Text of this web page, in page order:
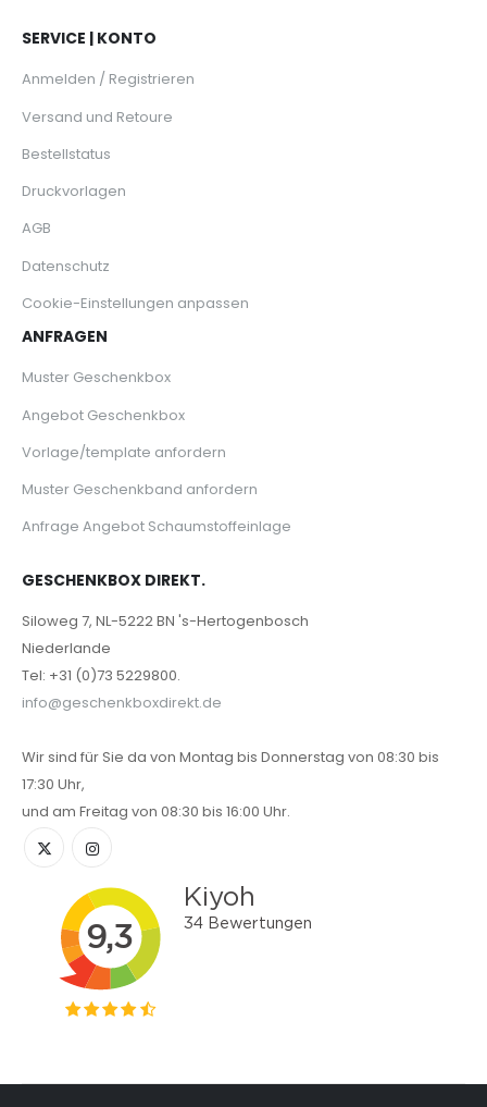
SERVICE | KONTO
Anmelden / Registrieren
Versand und Retoure
Bestellstatus
Druckvorlagen
AGB
Datenschutz
Cookie-Einstellungen anpassen
ANFRAGEN
Muster Geschenkbox
Angebot Geschenkbox
Vorlage/template anfordern
Muster Geschenkband anfordern
Anfrage Angebot Schaumstoffeinlage
GESCHENKBOX DIREKT.
Siloweg 7, NL-5222 BN 's-Hertogenbosch
Niederlande
Tel: +31 (0)73 5229800.
info@geschenkboxdirekt.de
Wir sind für Sie da von Montag bis Donnerstag von 08:30 bis
17:30 Uhr,
und am Freitag von 08:30 bis 16:00 Uhr.